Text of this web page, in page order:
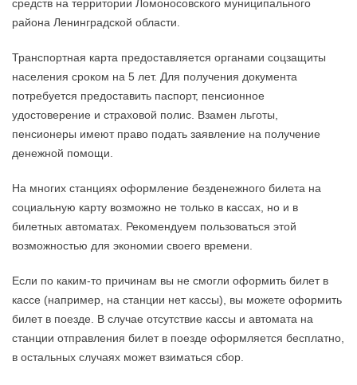
средств на территории Ломоносовского муниципального
района Ленинградской области.
Транспортная карта предоставляется органами соцзащиты
населения сроком на 5 лет. Для получения документа
потребуется предоставить паспорт, пенсионное
удостоверение и страховой полис. Взамен льготы,
пенсионеры имеют право подать заявление на получение
денежной помощи.
На многих станциях оформление безденежного билета на
социальную карту возможно не только в кассах, но и в
билетных автоматах. Рекомендуем пользоваться этой
возможностью для экономии своего времени.
Если по каким-то причинам вы не смогли оформить билет в
кассе (например, на станции нет кассы), вы можете оформить
билет в поезде. В случае отсутствие кассы и автомата на
станции отправления билет в поезде оформляется бесплатно,
в остальных случаях может взиматься сбор.